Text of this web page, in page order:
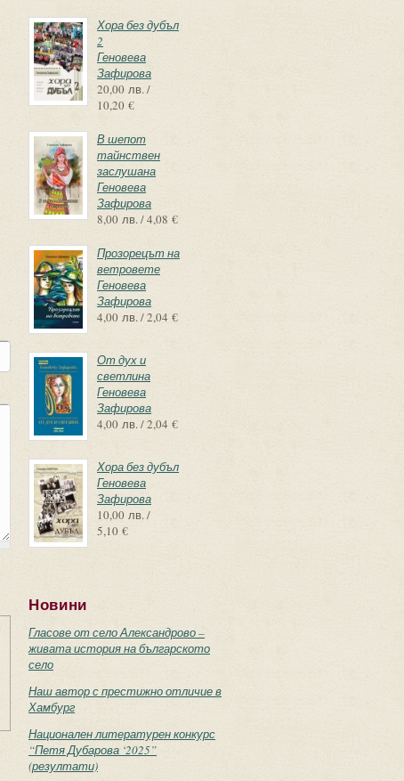
Хора без дубъл
2
Геновева
Зафирова
20,00 лв. /
10,20 €
В шепот
тайнствен
заслушана
Геновева
Зафирова
8,00 лв. / 4,08 €
Прозорецът на
ветровете
Геновева
Зафирова
4,00 лв. / 2,04 €
От дух и
светлина
Геновева
Зафирова
4,00 лв. / 2,04 €
Хора без дубъл
Геновева
Зафирова
10,00 лв. /
5,10 €
Новини
Гласове от село Александрово –
живата история на българското
село
Наш автор с престижно отличие в
Хамбург
Национален литературен конкурс
“Петя Дубарова ‘2025”
(резултати)